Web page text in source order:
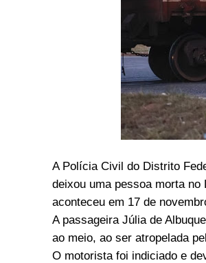
A Polícia Civil do Distrito
deixou uma pessoa morta no
aconteceu em 17 de
A passageira Júlia de
ao meio, ao ser atropelada
O motorista foi indiciado e